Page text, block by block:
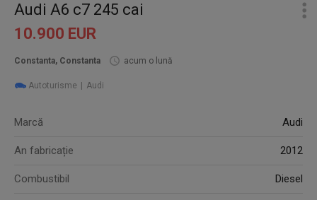
Audi A6 c7 245 cai
10.900 EUR
Constanta, Constanta acum o lună
Autoturisme Audi
Marcă Audi
An fabricație 2012
Combustibil Diesel